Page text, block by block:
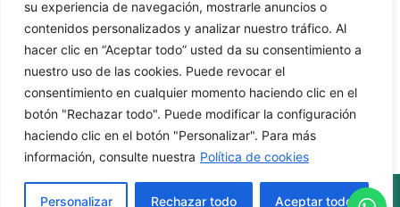
su experiencia de navegación, mostrarle anuncios o
contenidos personalizados y analizar nuestro tráfico. Al
hacer clic en “Aceptar todo” usted da su consentimiento a
nuestro uso de las cookies. Puede revocar el
consentimiento en cualquier momento haciendo clic en el
botón "Rechazar todo". Puede modificar la configuración
haciendo clic en el botón "Personalizar". Para más
información, consulte nuestra Política de cookies
Personalizar Rechazar todo Aceptar todo
· Política de Privacidad
· Política de Cookies
· Política de Envíos y Devoluciones
© 2026 El Botiquín Suministros Sanitarios, S. L.